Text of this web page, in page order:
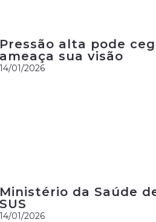
Pressão alta pode
ameaça sua visão
14/01/2026
Ministério da Saúde
SUS
14/01/2026